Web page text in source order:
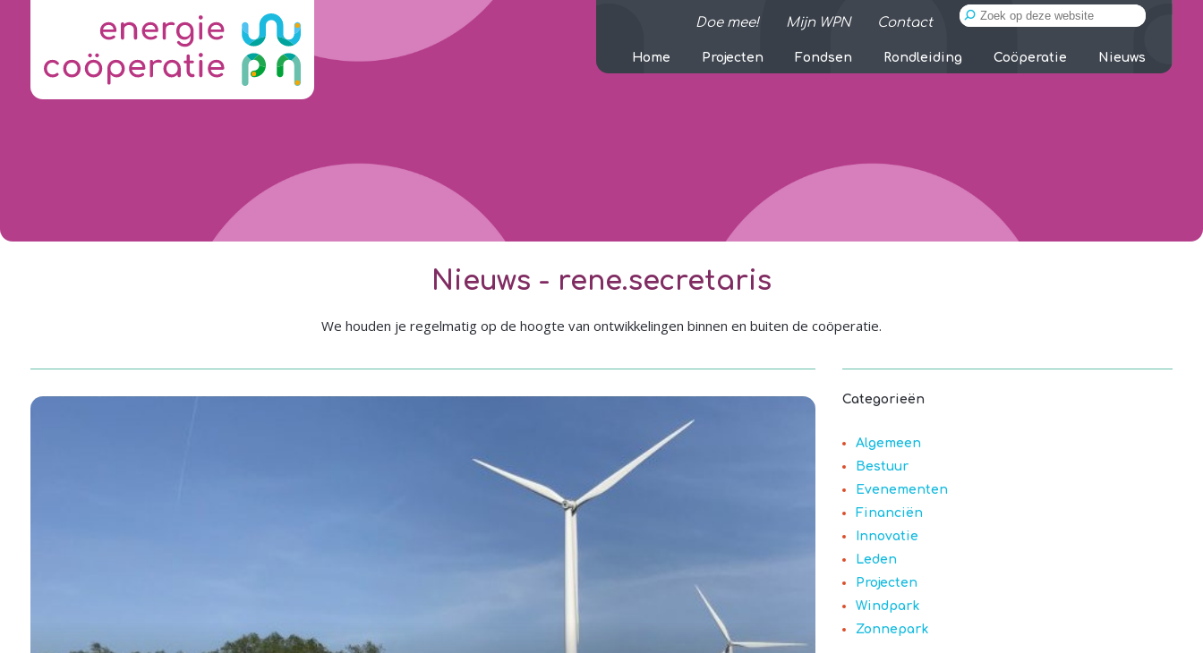
Doe mee! Mijn WPN Contact
Home Projecten Fondsen Rondleiding Coöperatie Nieuws
Nieuws - rene.secretaris
We houden je regelmatig op de hoogte van ontwikkelingen binnen en buiten de coöperatie.
Categorieën
Algemeen
Bestuur
Evenementen
Financiën
Innovatie
Leden
Projecten
Windpark
Zonnepark